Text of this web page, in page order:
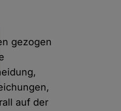
gezogen
auf der